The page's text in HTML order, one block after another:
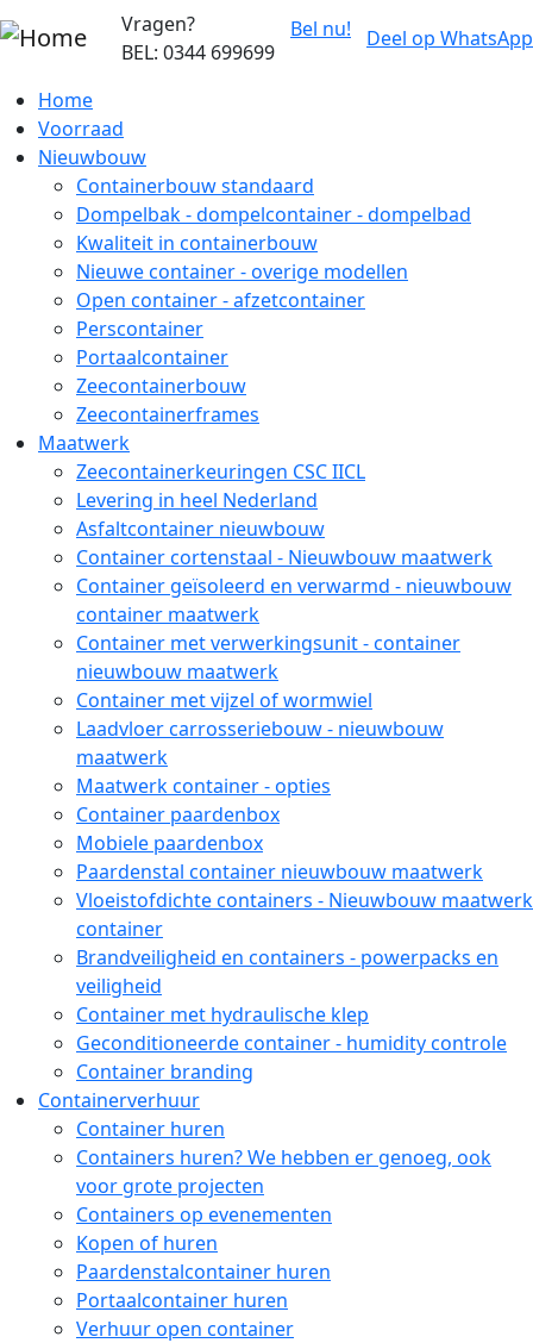
Overslaan en naar de inhoud gaan
Vragen?
BEL: 0344 699699
Bel nu! Deel op WhatsApp
Home
Voorraad
Nieuwbouw
Containerbouw standaard
Dompelbak - dompelcontainer - dompelbad
Kwaliteit in containerbouw
Nieuwe container - overige modellen
Open container - afzetcontainer
Perscontainer
Portaalcontainer
Zeecontainerbouw
Zeecontainerframes
Maatwerk
Zeecontainerkeuringen CSC IICL
Levering in heel Nederland
Asfaltcontainer nieuwbouw
Container cortenstaal - Nieuwbouw maatwerk
Container geïsoleerd en verwarmd - nieuwbouw
container maatwerk
Container met verwerkingsunit - container
nieuwbouw maatwerk
Container met vijzel of wormwiel
Laadvloer carrosseriebouw - nieuwbouw
maatwerk
Maatwerk container - opties
Container paardenbox
Mobiele paardenbox
Paardenstal container nieuwbouw maatwerk
Vloeistofdichte containers - Nieuwbouw maatwerk
container
Brandveiligheid en containers - powerpacks en
veiligheid
Container met hydraulische klep
Geconditioneerde container - humidity controle
Container branding
Containerverhuur
Container huren
Containers huren? We hebben er genoeg, ook
voor grote projecten
Containers op evenementen
Kopen of huren
Paardenstalcontainer huren
Portaalcontainer huren
Verhuur open container